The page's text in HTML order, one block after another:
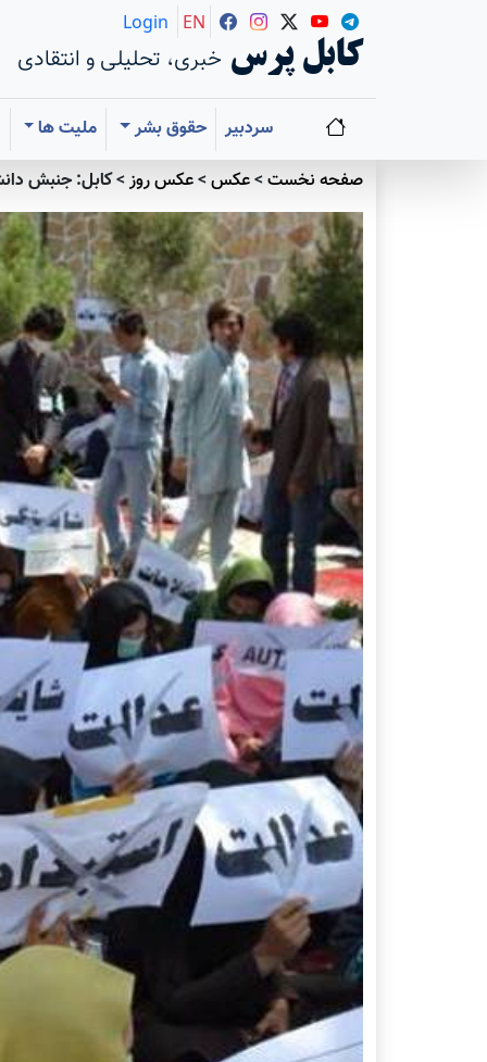
کابل پرس خبری، تحلیلی و انتقادی
Login EN
سردبیر حقوق بشر ملیت ها
صفحه نخست>عکس>عکس روز>کابل: جنبش